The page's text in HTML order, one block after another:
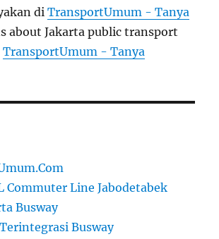
diTransportUmum - Tanya
about Jakarta public transport
TransportUmum - Tanya
Commuter Line Jabodetabek
Busway
Busway